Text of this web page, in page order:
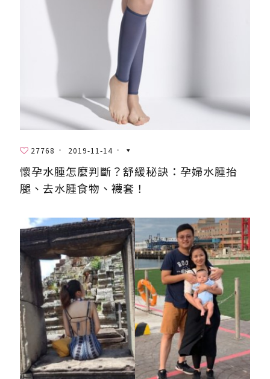
27768 2019-11-14
懷孕水腫怎麼判斷？舒緩秘訣：孕婦水腫抬
腿、去水腫食物、襪套！